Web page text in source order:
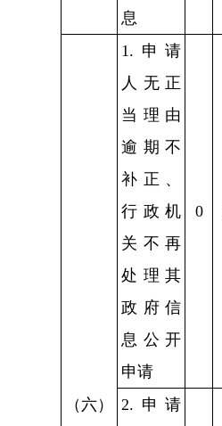
息
（六）
1.申请
人无正
当理由
逾期不
补正、
行政机
关不再
处理其
政府信
息公开
申请
0
2.申请